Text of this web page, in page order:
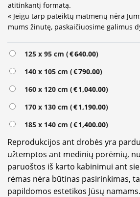
atitinkantį formatą.
« Jeigu tarp pateiktų matmenų nėra
mums žinutę, paskaičiuosime galimus
125 x 95 cm (€640.00)
140 x 105 cm (€790.00)
160 x 120 cm (€1,040.00)
170 x 130 cm (€1,190.00)
185 x 140 cm (€1,400.00)
Reprodukcijos ant drobės yra
užtemptos ant medinių porėmių,
paruoštos iš karto kabinimui ant
rėmas nėra būtinas pasirinkimas,
papildomos estetikos Jūsų
Alternative: